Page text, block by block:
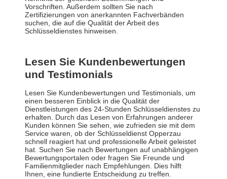
Vorschriften. Außerdem sollten Sie nach
Zertifizierungen von anerkannten Fachverbänden
suchen, die auf die Qualität der Arbeit des
Schlüsseldienstes hinweisen.
Lesen Sie Kundenbewertungen
und Testimonials
Lesen Sie Kundenbewertungen und Testimonials, um
einen besseren Einblick in die Qualität der
Dienstleistungen des 24-Stunden Schlüsseldienstes zu
erhalten. Durch das Lesen von Erfahrungen anderer
Kunden können Sie sehen, wie zufrieden sie mit dem
Service waren, ob der Schlüsseldienst Opperzau
schnell reagiert hat und professionelle Arbeit geleistet
hat. Suchen Sie nach Bewertungen auf unabhängigen
Bewertungsportalen oder fragen Sie Freunde und
Familienmitglieder nach Empfehlungen. Dies hilft
Ihnen, eine fundierte Entscheidung zu treffen.